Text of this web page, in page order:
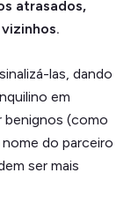
atrasados,
las, dando
em
benignos (como
do parceiro
ser mais